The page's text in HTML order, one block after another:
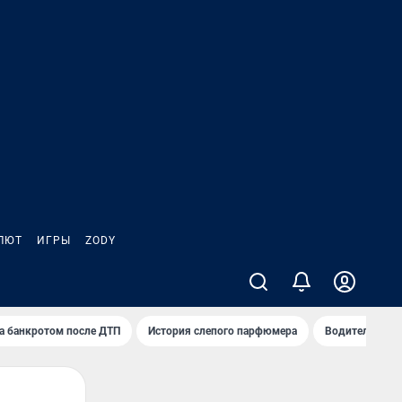
ИГРЫ ZODY
банкротом после ДТП История слепого парфюмера Водители